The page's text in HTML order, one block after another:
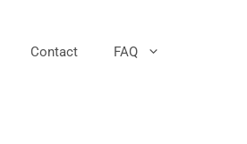
Contact FAQ